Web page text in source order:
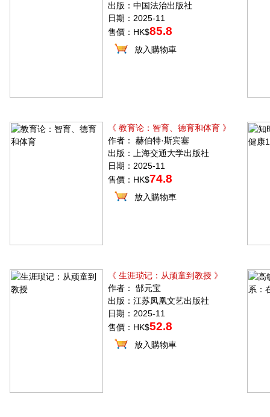
出版：中国法治出版社
日期：2025-11
售價：HK$85.8
放入購物車
《 教育论：智育、德育和体育 》
作者： 赫伯特·斯宾塞
出版：上海交通大学出版社
日期：2025-11
售價：HK$74.8
放入購物車
《 生涯琐记：从顽童到教授 》
作者： 郜元宝
出版：江苏凤凰文艺出版社
日期：2025-11
售價：HK$52.8
放入購物車